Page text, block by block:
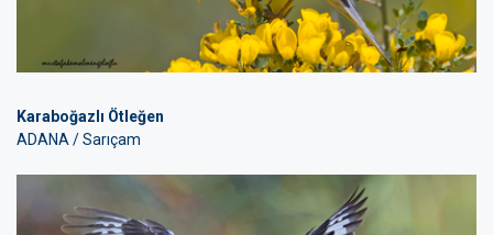
Karaboğazlı Ötleğen
ADANA / Sarıçam